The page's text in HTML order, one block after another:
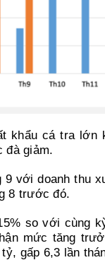
khẩu cá tra lớn
đà giảm.
với doanh thu
8 trước đó.
so với cùng
mức tăng
gấp 6,3 lần